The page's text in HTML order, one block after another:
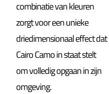
combinatie van kleuren
zorgt voor een unieke
driedimensionaal effect dat
Cairo Camo in staat stelt
om volledig opgaan in zijn
omgeving.